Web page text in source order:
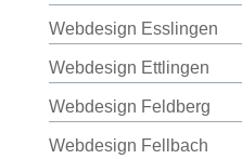
Webdesign Esslingen
Webdesign Ettlingen
Webdesign Feldberg
Webdesign Fellbach